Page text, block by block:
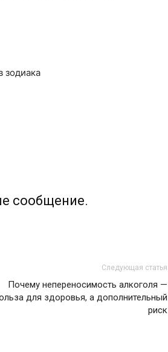
зодиака
сообщение.
Следующая статья
Почему непереносимость алкоголя —
для здоровья, а дополнительный
риск